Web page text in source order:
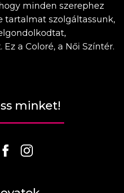
minden szerephez
tartalmat szolgáltassunk,
a Coloré, a Női Színtér.
minket!